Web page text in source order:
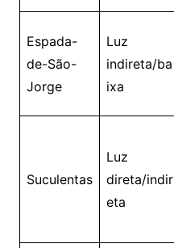
Espada-
de-São-
Jorge
Luz
indireta/ba
ixa
Suculentas
Luz
direta/indir
eta